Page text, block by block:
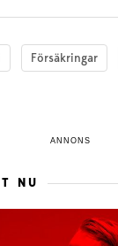
Försäkringar
ANNONS
NU